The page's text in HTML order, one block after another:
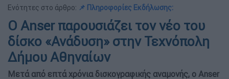
Ενότητες στο άρθρο: 📌 Πληροφορίες Εκδήλωσης:
Ο Anser παρουσιάζει τον νέο του
δίσκο «Ανάδυση» στην Τεχνόπολη
Δήμου Αθηναίων
Μετά από επτά χρόνια δισκογραφικής αναμονής, ο Anser